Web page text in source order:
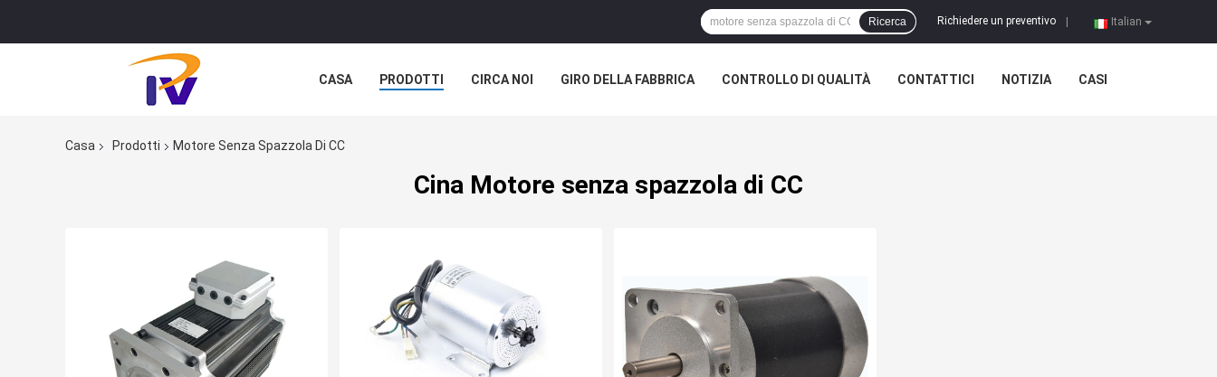
Italian
Richiedere un preventivo
Ricerca
CASA PRODOTTI CIRCA NOI GIRO DELLA FABBRICA CONTROLLO DI QUALITÀ CONTATTICI NOTIZIA CASI
Casa Prodotti Motore Senza Spazzola Di CC
Cina Motore senza spazzola di CC